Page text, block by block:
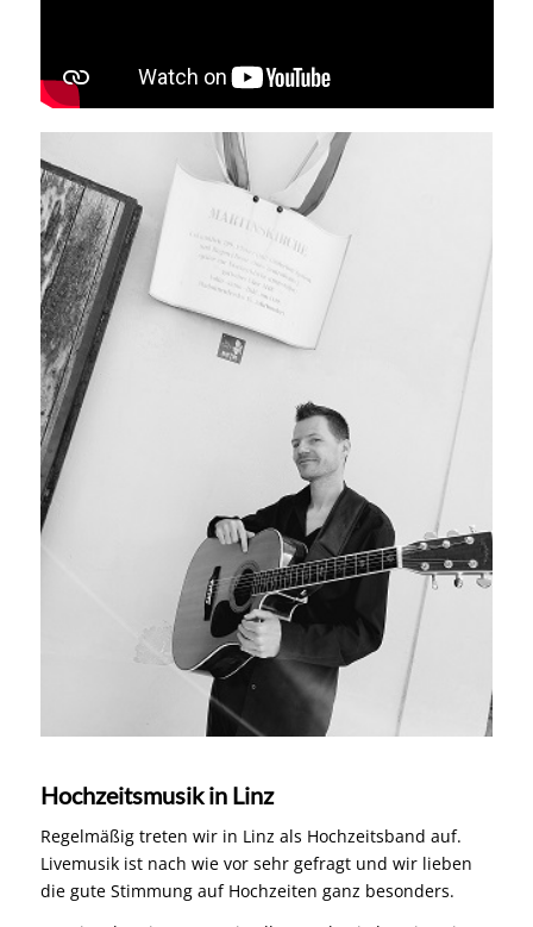
Hochzeitsmusik in Linz
Regelmäßig treten wir in Linz als Hochzeitsband auf.
Livemusik ist nach wie vor sehr gefragt und wir lieben
die gute Stimmung auf Hochzeiten ganz besonders.